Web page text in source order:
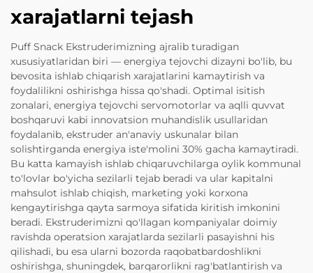
xarajatlarni tejash
Puff Snack Ekstruderimizning ajralib turadigan
xususiyatlaridan biri — energiya tejovchi dizayni bo'lib, bu
bevosita ishlab chiqarish xarajatlarini kamaytirish va
foydalilikni oshirishga hissa qo'shadi. Optimal isitish
zonalari, energiya tejovchi servomotorlar va aqlli quvvat
boshqaruvi kabi innovatsion muhandislik usullaridan
foydalanib, ekstruder an'anaviy uskunalar bilan
solishtirganda energiya iste'molini 30% gacha kamaytiradi.
Bu katta kamayish ishlab chiqaruvchilarga oylik kommunal
to'lovlar bo'yicha sezilarli tejab beradi va ular kapitalni
mahsulot ishlab chiqish, marketing yoki korxona
kengaytirishga qayta sarmoya sifatida kiritish imkonini
beradi. Ekstruderimizni qo'llagan kompaniyalar doimiy
ravishda operatsion xarajatlarda sezilarli pasayishni his
qilishadi, bu esa ularni bozorda raqobatbardoshlikni
oshirishga, shuningdek, barqarorlikni rag'batlantirish va